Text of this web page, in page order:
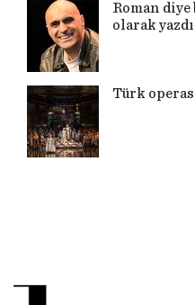
Roman diye
olarak
Türk